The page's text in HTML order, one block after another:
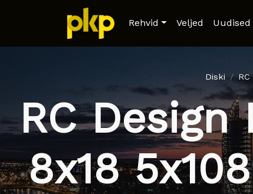
Rehvid Veljed Uudised
Diski RC
RC Design
8x18